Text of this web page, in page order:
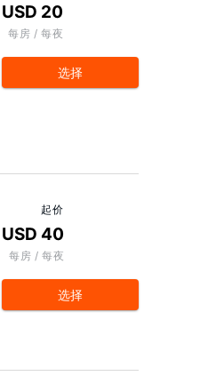
USD 20
每房 / 每夜
选择
起价
USD 40
每房 / 每夜
选择